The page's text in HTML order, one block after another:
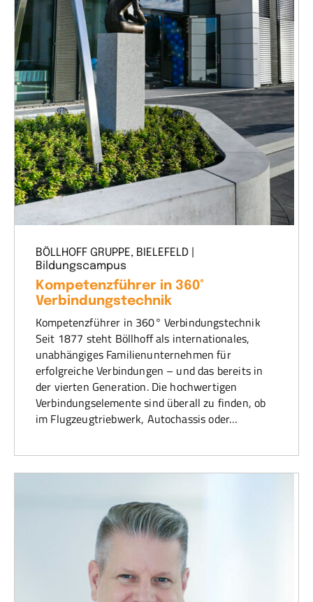
BÖLLHOFF GRUPPE, BIELEFELD |
Bildungscampus
Kompetenzführer in 360°
Verbindungstechnik
Kompetenzführer in 360° Verbindungstechnik
Seit 1877 steht Böllhoff als internationales,
unabhängiges Familienunternehmen für
erfolgreiche Verbindungen – und das bereits in
der vierten Generation. Die hochwertigen
Verbindungselemente sind überall zu finden, ob
im Flugzeugtriebwerk, Autochassis oder…